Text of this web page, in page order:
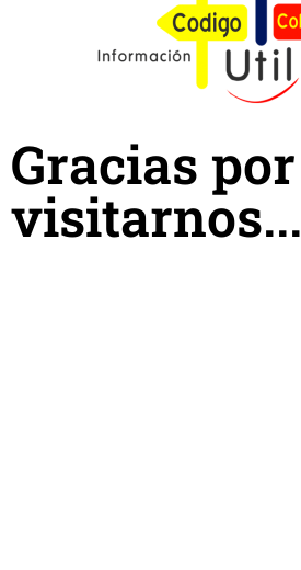
Gracias por
visitarnos...